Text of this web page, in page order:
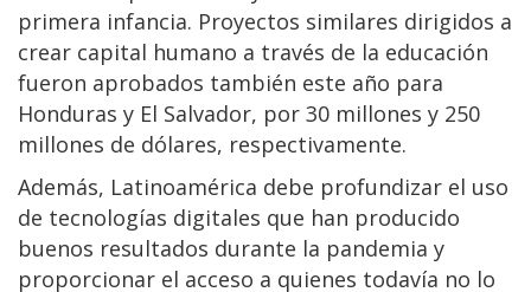
primera infancia. Proyectos similares dirigidos a
crear capital humano a través de la educación
fueron aprobados también este año para
Honduras y El Salvador, por 30 millones y 250
millones de dólares, respectivamente.
Además, Latinoamérica debe profundizar el uso
de tecnologías digitales que han producido
buenos resultados durante la pandemia y
proporcionar el acceso a quienes todavía no lo